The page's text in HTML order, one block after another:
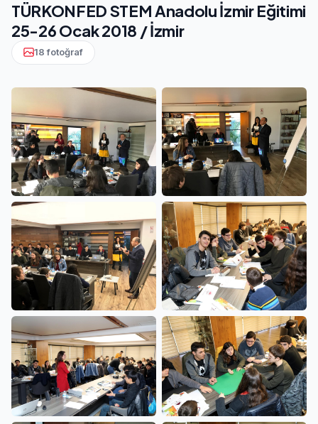
TÜRKONFED STEM Anadolu İzmir Eğitimi
25-26 Ocak 2018 / İzmir
18 fotoğraf